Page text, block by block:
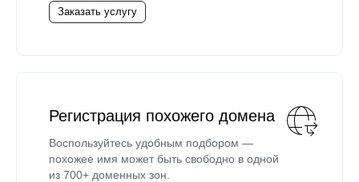
Заказать услугу
Регистрация похожего домена
Воспользуйтесь удобным подбором —
похожее имя может быть свободно в одной
из 700+ доменных зон.